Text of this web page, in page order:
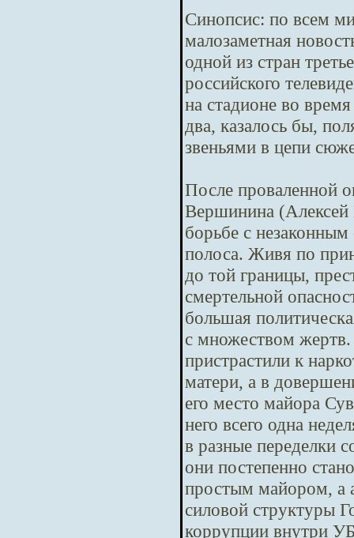
Синопсис: по всем
малозаметная
одной из стран
российского
на стадионе во
два, казалось бы,
звеньями в цепи
После проваленной
Вершинина (Алексей
борьбе с
полоса. Живя по
до той границы,
смертельной
большая
с множеством
пристрастили к
матери, а в
его место майора
него всего одна
в разные переделки
они постепенно
простым майором, а
силовой структуры
коррупции внутри